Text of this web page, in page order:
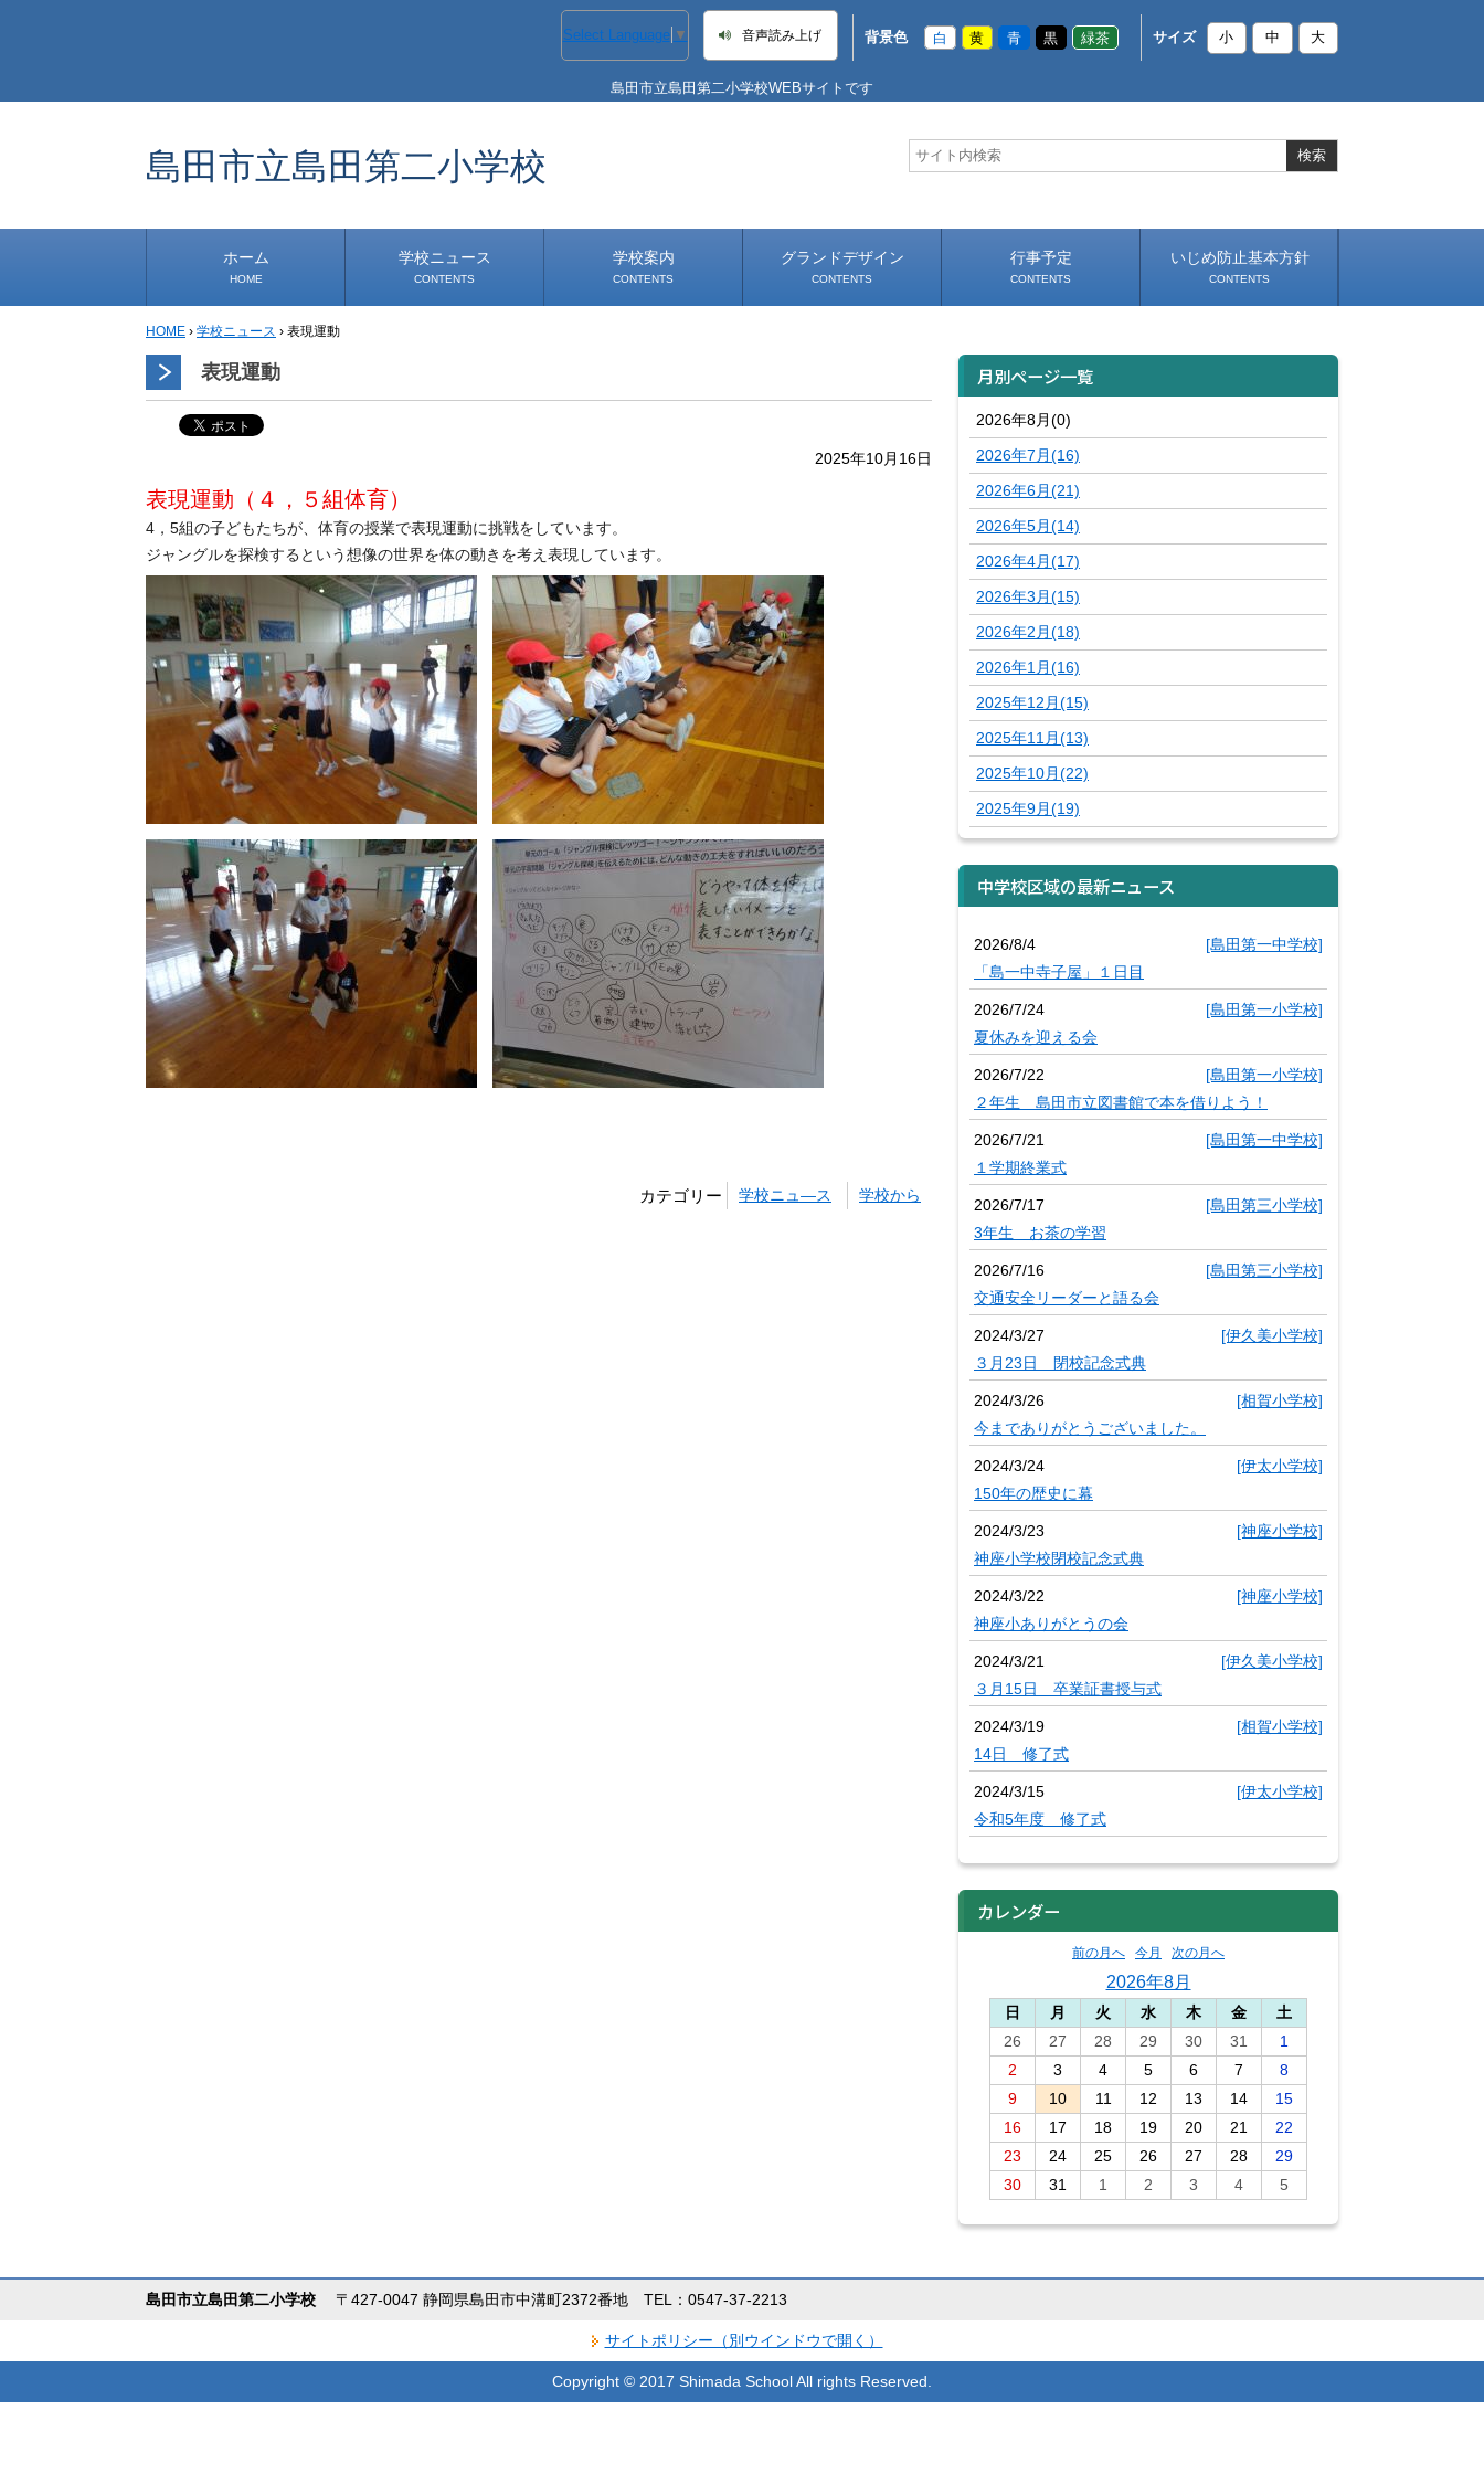
Select Language ▼ 音声読み上げ 背景色 白 黄 青 黒 緑茶 サイズ 小 中 大
島田市立島田第二小学校WEBサイトです
島田市立島田第二小学校
ホーム
HOME
学校ニュース
CONTENTS
学校案内
CONTENTS
グランドデザイン
CONTENTS
行事予定
CONTENTS
いじめ防止基本方針
CONTENTS
HOME › 学校ニュース › 表現運動
表現運動
2025年10月16日
表現運動（４，５組体育）
4，5組の子どもたちが、体育の授業で表現運動に挑戦をしています。
ジャングルを探検するという想像の世界を体の動きを考え表現しています。
カテゴリー 学校ニュ―ス 学校から
月別ページ一覧
2026年8月(0)
2026年7月(16)
2026年6月(21)
2026年5月(14)
2026年4月(17)
2026年3月(15)
2026年2月(18)
2026年1月(16)
2025年12月(15)
2025年11月(13)
2025年10月(22)
2025年9月(19)
中学校区域の最新ニュース
2026/8/4
[島田第一中学校]
「島一中寺子屋」１日目
2026/7/24
[島田第一小学校]
夏休みを迎える会
2026/7/22
[島田第一小学校]
２年生 島田市立図書館で本を借りよう！
2026/7/21
[島田第一中学校]
１学期終業式
2026/7/17
[島田第三小学校]
3年生 お茶の学習
2026/7/16
[島田第三小学校]
交通安全リーダーと語る会
2024/3/27
[伊久美小学校]
３月23日 閉校記念式典
2024/3/26
[相賀小学校]
今までありがとうございました。
2024/3/24
[伊太小学校]
150年の歴史に幕
2024/3/23
[神座小学校]
神座小学校閉校記念式典
2024/3/22
[神座小学校]
神座小ありがとうの会
2024/3/21
[伊久美小学校]
３月15日 卒業証書授与式
2024/3/19
[相賀小学校]
14日 修了式
2024/3/15
[伊太小学校]
令和5年度 修了式
カレンダー
前の月へ 今月 次の月へ
2026年8月
日 月 火 水 木 金
土
26
27 28 29 30 31
1
2
3 4 5 6 7
8
9
10 11 12 13 14
15
16
17 18 19 20 21
22
23
24 25 26 27 28
29
30
31 1 2 3 4 5
島田市立島田第二小学校 〒427-0047 静岡県島田市中溝町2372番地 TEL：0547-37-2213
サイトポリシー（別ウインドウで開く）
Copyright © 2017 Shimada School All rights Reserved.